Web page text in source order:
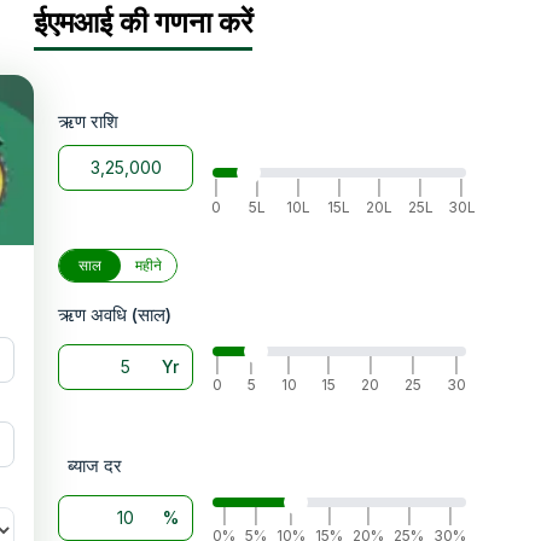
ईएमआई की गणना करें
ऋण राशि
0
|
5L
10L
15L
20L
25L
30L
साल महीने
ऋण अवधि (साल)
Yr
0
|
5
10
15
20
25
30
ब्याज दर
%
0% 5%
|
10%
15%
20%
25%
30%